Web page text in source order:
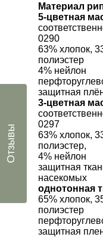
Материал
5-цветная
0290
63% хлопок,
полиэстер
4% нейлон
защитная
3-цветная
0297
63% хлопок,
полиэстер,
4% нейлон
защитная
насекомых
однотонная
65% хлопок,
полиэстер
защитная
Отзывы